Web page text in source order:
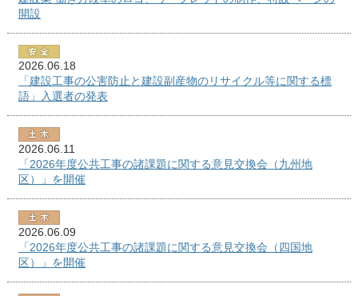
開設
2026.06.18
「建設工事の公害防止と建設副産物のリサイクル等に関する標
語」入選者の発表
2026.06.11
「2026年度公共工事の諸課題に関する意見交換会（九州地
区）」を開催
2026.06.09
「2026年度公共工事の諸課題に関する意見交換会（四国地
区）」を開催